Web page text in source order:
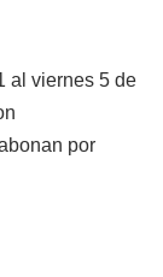
al viernes 5 de
por